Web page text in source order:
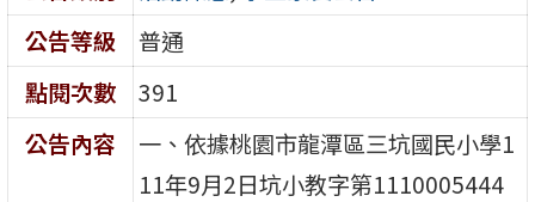
公告等級
普通
點閱次數
391
公告內容
一、依據桃園市龍潭區三坑國民小學1
11年9月2日坑小教字第1110005444